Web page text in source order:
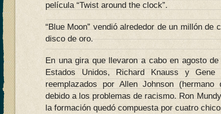
película “Twist around the clock”.
“Blue Moon” vendió alrededor de un millón de
disco de oro.​
En una gira que llevaron a cabo en agosto
Estados Unidos, Richard Knauss y
reemplazados por Allen Johnson
debido a los problemas de racismo. Ron
la formación quedó compuesta por cuatro